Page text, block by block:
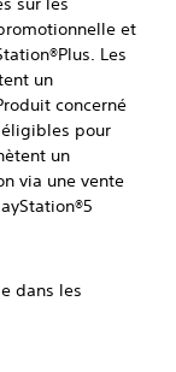
et
Les
un
concerné
éligibles pour
un
via une vente
les